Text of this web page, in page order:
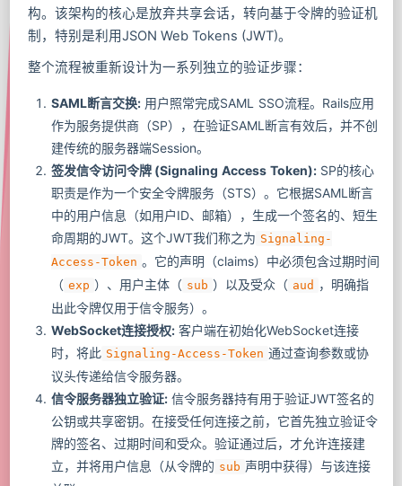
构。该架构的核心是放弃共享会话，转向基于令牌的验证机
制，特别是利用JSON Web Tokens (JWT)。
整个流程被重新设计为一系列独立的验证步骤：
SAML断言交换:用户照常完成SAML SSO流程。Rails应用
作为服务提供商（SP），在验证SAML断言有效后，并不创
建传统的服务器端Session。
签发信令访问令牌 (Signaling Access Token):SP的核心
职责是作为一个安全令牌服务（STS）。它根据SAML断言
中的用户信息（如用户ID、邮箱），生成一个签名的、短生
命周期的JWT。这个JWT我们称之为 Signaling-
Access-Token 。它的声明（claims）中必须包含过期时间
（ exp ）、用户主体（ sub ）以及受众（ aud ，明确指
出此令牌仅用于信令服务）。
WebSocket连接授权:客户端在初始化WebSocket连接
时，将此 Signaling-Access-Token 通过查询参数或协
议头传递给信令服务器。
信令服务器独立验证:信令服务器持有用于验证JWT签名的
公钥或共享密钥。在接受任何连接之前，它首先独立验证令
牌的签名、过期时间和受众。验证通过后，才允许连接建
立，并将用户信息（从令牌的 sub 声明中获得）与该连接